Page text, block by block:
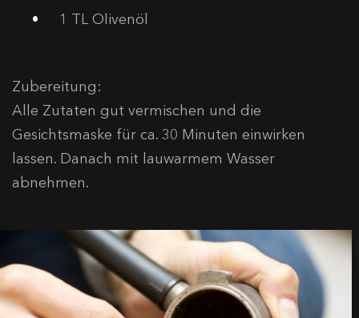
1 TL Olivenöl
Zubereitung:
Alle Zutaten gut vermischen und die
Gesichtsmaske für ca. 30 Minuten einwirken
lassen. Danach mit lauwarmem Wasser
abnehmen.